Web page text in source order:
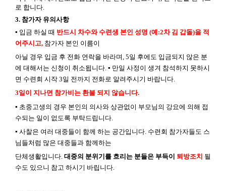
로 합니다.
3. 참가자 유의사항
▪ 입금 하실 때 반드시 차수와 수련생 본인 성명 (예 :2차 김 갑돌)을 적
어주시고, 참가자 본인 이름이
아닐 경우 입금 후 전화 연락을 바라며, 5일 후에도 입금되지 않은 분
에 대해서는 신청이 취소됩니다. ▪ 만일 사정이 생겨 참석하지 못하시
면 수련회 시작 3일 전까지 전화로 알려주시기 바랍니다.
3일이 지나면 참가비는 환불 되지 않습니다.
▪ 초중고생의 경우 본인의 의사와 상관없이 부모님의 강요에 의해 접
수되는 일이 없도록 부탁드립니다
▪ 사찰은 여러 대중들이 함께 하는 공간입니다. 수련회 참가자들도 스
님들처럼 많은 대중들과 함께하는
단체생활입니다. 대중의 분위기를 흐리는 분들은 부득이 퇴방조치 될
수도 있으니 참고 하시기 바립니다.